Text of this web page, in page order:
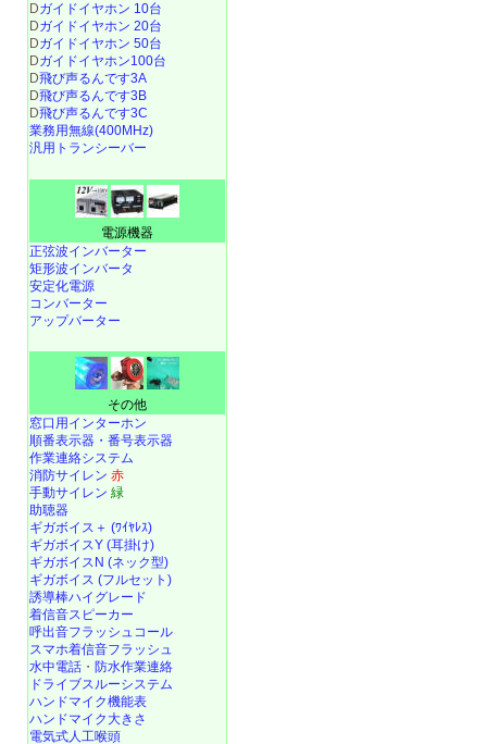
Dガイドイヤホン 10台
Dガイドイヤホン 20台
Dガイドイヤホン 50台
Dガイドイヤホン100台
D飛び声るんです3A
D飛び声るんです3B
D飛び声るんです3C
業務用無線(400MHz)
汎用トランシーバー
電源機器
正弦波インバーター
矩形波インバータ
安定化電源
コンバーター
アップバーター
その他
窓口用インターホン
順番表示器・番号表示器
作業連絡システム
消防サイレン 赤
手動サイレン 緑
助聴器
ギガボイス＋ (ﾜｲﾔﾚｽ)
ギガボイスY (耳掛け)
ギガボイスN (ネック型)
ギガボイス (フルセット)
誘導棒ハイグレード
着信音スピーカー
呼出音フラッシュコール
スマホ着信音フラッシュ
水中電話 ・ 防水作業連絡
ドライブスルーシステム
ハンドマイク機能表
ハンドマイク大きさ
電気式人工喉頭